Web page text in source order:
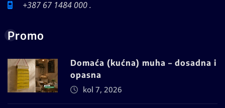
+387 67 1484 000 .
Promo
Domaća (kućna) muha – dosadna i
opasna
kol 7, 2026